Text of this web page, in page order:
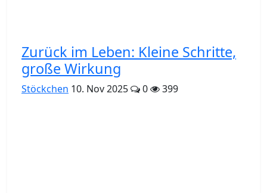
Zurück im Leben: Kleine Schritte,
große Wirkung
Stöckchen 10. Nov 2025 0 399